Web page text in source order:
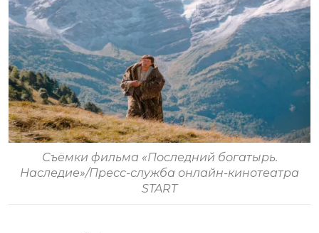
Съёмки фильма «Последний богатырь.
Наследие»/Пресс-служба онлайн-кинотеатра
START